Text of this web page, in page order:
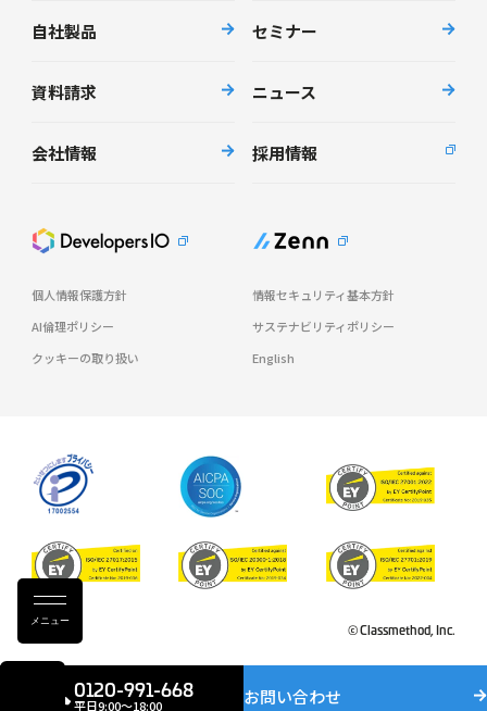
メニュー
自社製品 セミナー
資料請求 ニュース
会社情報 採用情報
個人情報保護方針
情報セキュリティ基本方針
AI倫理ポリシー
サステナビリティポリシー
クッキーの取り扱い
English
© Classmethod, Inc.
0120-991-668
平日9:00〜18:00 お問い合わせ